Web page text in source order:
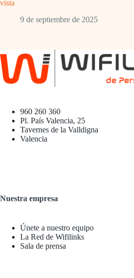
vista
9 de septiembre de 2025
960 260 360
Pl. País Valencia, 25
Tavernes de la Valldigna
Valencia
Nuestra empresa
Únete a nuestro equipo
La Red de Wifilinks
Sala de prensa